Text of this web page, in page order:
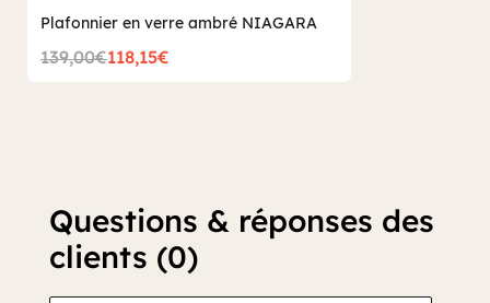
Plafonnier en verre ambré NIAGARA
139,00€118,15€
Questions & réponses des
clients (0)